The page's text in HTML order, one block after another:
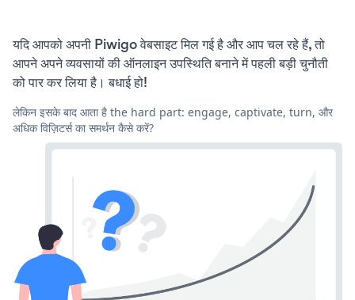
यदि आपको अपनी Piwigo वेबसाइट मिल गई है और आप चल रहे हैं, तो
आपने अपने व्यवसायों की ऑनलाइन उपस्थिति बनाने में पहली बड़ी चुनौती
को पार कर लिया है। बधाई हो!
लेकिन इसके बाद आता है the hard part: engage, captivate, turn, और
अधिक विज़िटर्स का समर्थन कैसे करें?